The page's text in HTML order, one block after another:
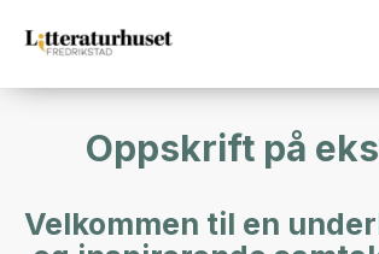
Oppskrift på
Velkommen til en